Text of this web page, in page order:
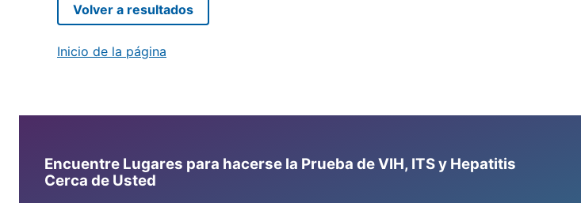
Volver a resultados
Inicio de la página
Encuentre Lugares para hacerse la Prueba de VIH, ITS y Hepatitis
Cerca de Usted